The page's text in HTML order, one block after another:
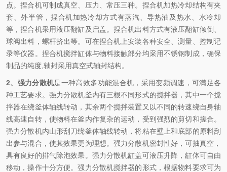
点。捏合机可制成真空、压力、常压三种。捏合机加热冷却结构有夹
套、外半管，捏合机加热冷却方式有蒸汽、导热油及热水、水冷却
等，捏合机采用液压翻缸及启盖。捏合机出料方式有液压翻缸倾倒、
球阀出料，螺杆挤出等。可在捏合机上安装各种安全、测量、控制记
录等仪器。捏合机搅拌缸体与物料接触部分均采用不锈钢制成，确保
制品的纯度,轴封采用真空式轴封结构。
2、 强力分散机是一种高效多功能混合机，采用变频调速，可满足各
种工艺要求。强力分散机釜内有三根不同形式的搅拌器，其中一个搅
拌器在绕釜体轴线转动，其余两个搅拌装置又以不同的转速绕自身轴
线高速自转，使物料在釜内作复杂的运动，受到强烈的剪切和搓合。
强力分散机内山形刮刀绕釜体轴线转动，将粘在壁上和底部的原料刮
出参与混合，使其效果更为理想。强力分散机密封性好，可抽真空，
具有良好的排气除泡效果。强力分散机缸盖可液压升降，缸体可自由
移动，操作十分方便。强力分散机搅拌器的形式，根据物料要求可为